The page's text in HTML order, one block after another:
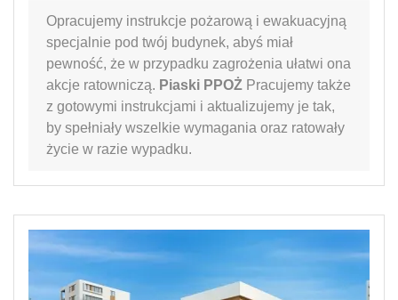
Opracujemy instrukcje pożarową i ewakuacyjną
specjalnie pod twój budynek, abyś miał
pewność, że w przypadku zagrożenia ułatwi ona
akcje ratowniczą. Piaski PPOŻ Pracujemy także
z gotowymi instrukcjami i aktualizujemy je tak,
by spełniały wszelkie wymagania oraz ratowały
życie w razie wypadku.